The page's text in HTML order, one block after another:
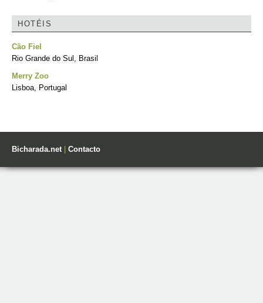
HOTÉIS
Cão Fiel
Rio Grande do Sul, Brasil
Merry Zoo
Lisboa, Portugal
Bicharada.net| Contacto